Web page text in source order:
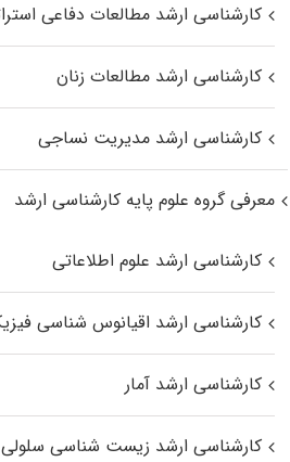
کارشناسی ارشد مطالعات دفاعی
کارشناسی ارشد مطالعات زنان
کارشناسی ارشد مدیریت نساجی
معرفی گروه علوم پایه کارشناسی ارشد
کارشناسی ارشد علوم اطلاعاتی
کارشناسی ارشد اقیانوس‌ شناسی
کارشناسی ارشد آمار
کارشناسی ارشد زیست شناسی سلولی